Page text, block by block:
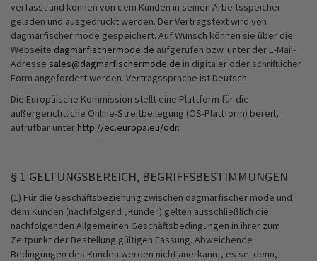
verfasst und können von dem Kunden in seinen Arbeitsspeicher
geladen und ausgedruckt werden. Der Vertragstext wird von
dagmarfischer mode gespeichert. Auf Wunsch können sie über die
Webseite dagmarfischermode.de aufgerufen bzw. unter der E-Mail-
Adresse sales@dagmarfischermode.de in digitaler oder schriftlicher
Form angefordert werden. Vertragssprache ist Deutsch.
Die Europäische Kommission stellt eine Plattform für die
außergerichtliche Online-Streitbeilegung (OS-Plattform) bereit,
aufrufbar unter http://ec.europa.eu/odr.
§ 1 GELTUNGSBEREICH, BEGRIFFSBESTIMMUNGEN
(1) Für die Geschäftsbeziehung zwischen dagmarfischer mode und
dem Kunden (nachfolgend „Kunde“) gelten ausschließlich die
nachfolgenden Allgemeinen Geschäftsbedingungen in ihrer zum
Zeitpunkt der Bestellung gültigen Fassung. Abweichende
Bedingungen des Kunden werden nicht anerkannt, es sei denn,